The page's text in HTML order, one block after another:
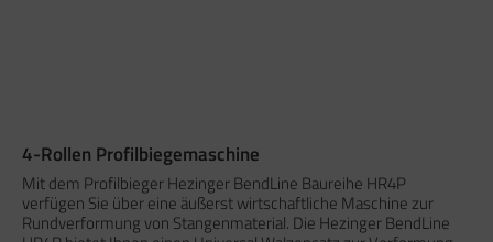
4-Rollen Profilbiegemaschine
Mit dem Profilbieger Hezinger BendLine Baureihe HR4P
verfügen Sie über eine äußerst wirtschaftliche Maschine zur
Rundverformung von Stangenmaterial. Die Hezinger BendLine